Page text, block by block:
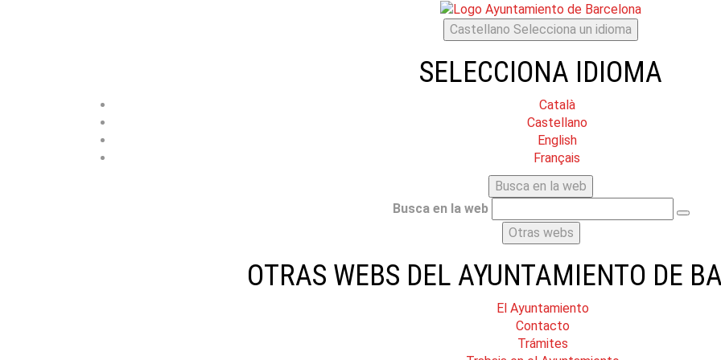
Castellano Selecciona un idioma
SELECCIONA IDIOMA
Català
Castellano
English
Français
Busca en la web
Busca en la web
Otras webs
OTRAS WEBS DEL AYUNTAMIENTO DE
El Ayuntamiento
Contacto
Trámites